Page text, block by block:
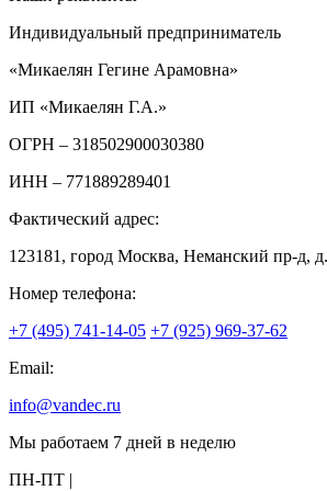
Индивидуальный предприниматель
«Микаелян Гегине Арамовна»
ИП «Микаелян Г.А.»
ОГРН – 318502900030380
ИНН – 771889289401
Фактический адрес:
123181, город Москва, Неманский пр-д,
Номер телефона:
+7 (495) 741-14-05 +7 (925) 969-37-62
Email:
info@vandec.ru
Мы работаем 7 дней в неделю
ПН-ПТ |